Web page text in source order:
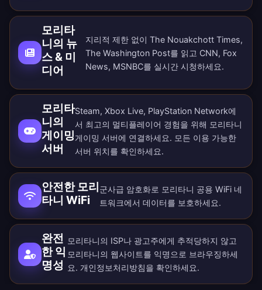
모리타
니의 뉴
스 & 미
디어
지리적 제한 없이 The Nouakchott Times,
The Washington Post를 읽고 CNN, Fox
News, MSNBC를 실시간 시청하세요.
모리타
니의
게이밍
서버
Steam, Xbox Live, PlayStation Network에
서 최고의 멀티플레이어 경험을 위해 모리타니
게이밍 서버에 연결하세요. 모든 이용 가능한
서버 위치를 확인하세요.
안전한 모리
타니 WiFi
군사급 암호화로 모리타니 공용 WiFi 네
트워크에서 데이터를 보호하세요.
완전
한 익
명성
모리타니의 ISP나 광고주에게 추적당하지 않고
모리타니의 웹사이트를 익명으로 브라우징하세
요. 개인정보처리방침을 확인하세요.